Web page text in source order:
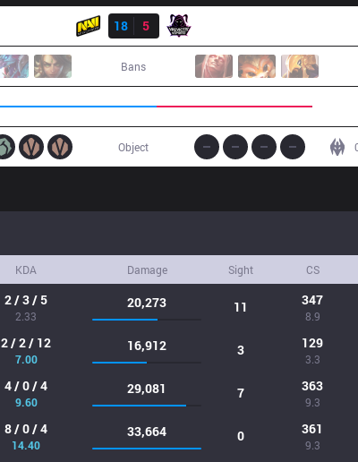
18
5
Bans
Object
KDA Damage Sight CS
2 / 3 / 5
2.33
20,273 11 347
8.9
2 / 2 / 12
7.00
16,912 3 129
3.3
4 / 0 / 4
9.60
29,081 7 363
9.3
8 / 0 / 4
14.40
33,664 0 361
9.3